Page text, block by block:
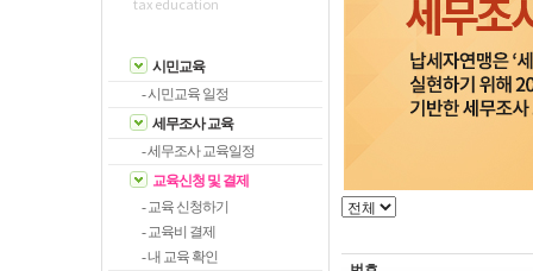
시민교육
- 시민교육 일정
세무조사 교육
- 세무조사 교육일정
교육신청 및 결제
- 교육 신청하기
- 교육비 결제
- 내 교육 확인